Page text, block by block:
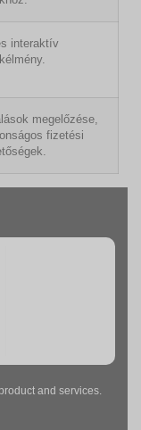
interaktív
megelőzése,
fizetési
and services.